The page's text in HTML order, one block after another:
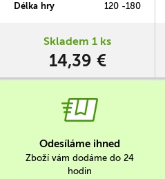
archeologa sběratelských
Délka hry
120 -180
Skladem 1 ks
14,39 €
Odesíláme ihned
Zboží vám dodáme do 24
hodin